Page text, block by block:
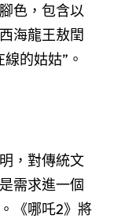
色，包含以
海龍王敖閏
的姑姑”。
，對傳統文
需求進一個
《哪吒2》將